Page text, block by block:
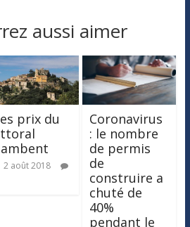
aussi aimer
prix du
2 août 2018
Coronavirus
: le nombre
de permis
de
construire a
chuté de
40%
pendant le